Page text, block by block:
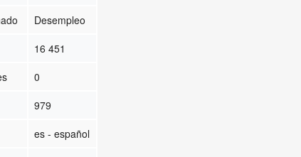
Desempleo
16 451
0
979
es - español